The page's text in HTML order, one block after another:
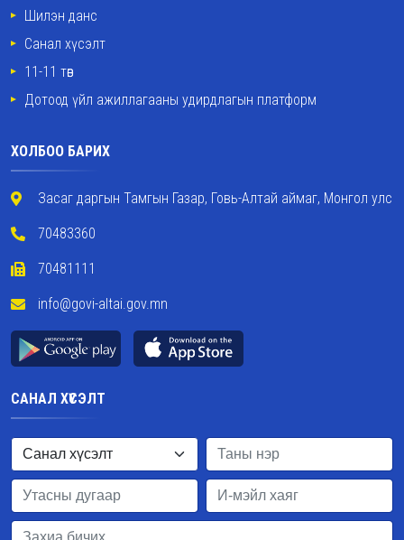
Шилэн данс
Санал хүсэлт
11-11 төв
Дотоод үйл ажиллагааны удирдлагын платформ
ХОЛБОО БАРИХ
Засаг даргын Тамгын Газар, Говь-Алтай аймаг, Монгол улс
70483360
70481111
info@govi-altai.gov.mn
САНАЛ ХҮСЭЛТ